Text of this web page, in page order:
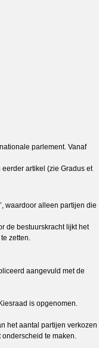
parlement. Vanaf
artikel (zie Gradus et
waardoor alleen partijen die
de bestuurskracht lijkt het
zetten.
aangevuld met de
is opgenomen.
het aantal partijen verkozen
te maken.